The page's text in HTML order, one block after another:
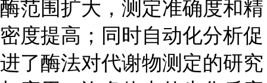
酶范围扩大，测定准确度和精
密度提高；同时自动化分析促
进了酶法对代谢物测定的研究